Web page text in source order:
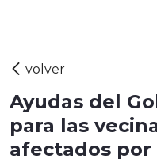
Ayudas del
para las
afectados